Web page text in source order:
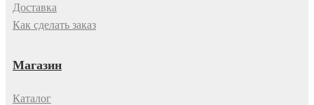
Доставка
Как сделать заказ
Магазин
Каталог